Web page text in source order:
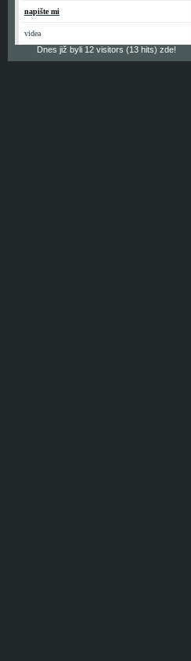
napište mi
videa
Dnes již byli 12 visitors (13 hits) zde!